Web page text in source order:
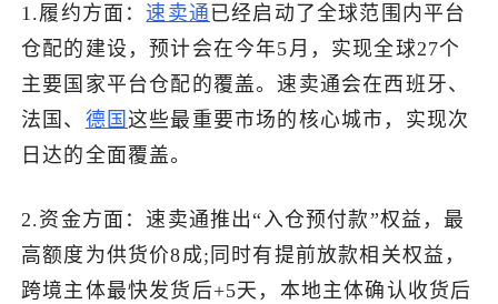
跨境报告
出海导航
了解出海网
1.履约方面：速卖通 已经启动了全球范围内平台
仓配的建设，预计会在今年5月，实现全球27个
主要国家平台仓配的覆盖。速卖通会在西班牙、
法国、 德国这些最重要市场的核心城市，实现次
日达的全面覆盖。
2.资金方面：速卖通推出“入仓预付款”权益，最
高额度为供货价8成;同时有提前放款相关权益，
跨境主体最快发货后+5天，本地主体确认收货后